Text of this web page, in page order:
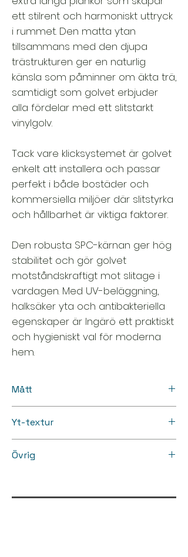
ett stilrent och harmoniskt uttryck
i rummet. Den matta ytan
tillsammans med den djupa
trästrukturen ger en naturlig
känsla som påminner om äkta trä,
samtidigt som golvet erbjuder
alla fördelar med ett slitstarkt
vinylgolv.
Tack vare klicksystemet är golvet
enkelt att installera och passar
perfekt i både bostäder och
kommersiella miljöer där slitstyrka
och hållbarhet är viktiga faktorer.
Den robusta SPC-kärnan ger hög
stabilitet och gör golvet
motståndskraftigt mot slitage i
vardagen. Med UV-beläggning,
halksäker yta och antibakteriella
egenskaper är Ingärö ett praktiskt
och hygieniskt val för moderna
hem.
Mått
• Bredd: 228 mm
• Tjocklek: 8 mm
Yt-textur
djupskinnsstruktur
Övrig